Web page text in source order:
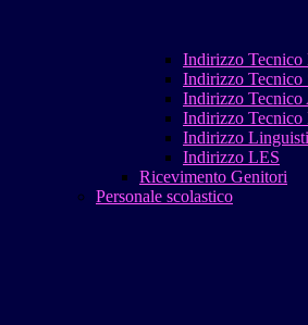
Indirizzo
Indirizzo Tecnico
Indirizzo
Indirizzo Tecnico
Indirizzo
Indirizzo LES
Ricevimento Genitori
Personale scolastico